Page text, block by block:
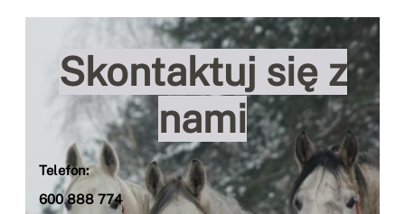
Skontaktuj się z
nami
Telefon:
600 888 774